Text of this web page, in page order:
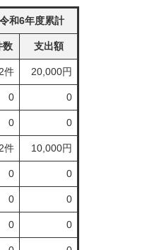
令和6年度累計
数 支出額
2件 20,000円
0 0
0 0
2件 10,000円
0 0
0 0
0 0